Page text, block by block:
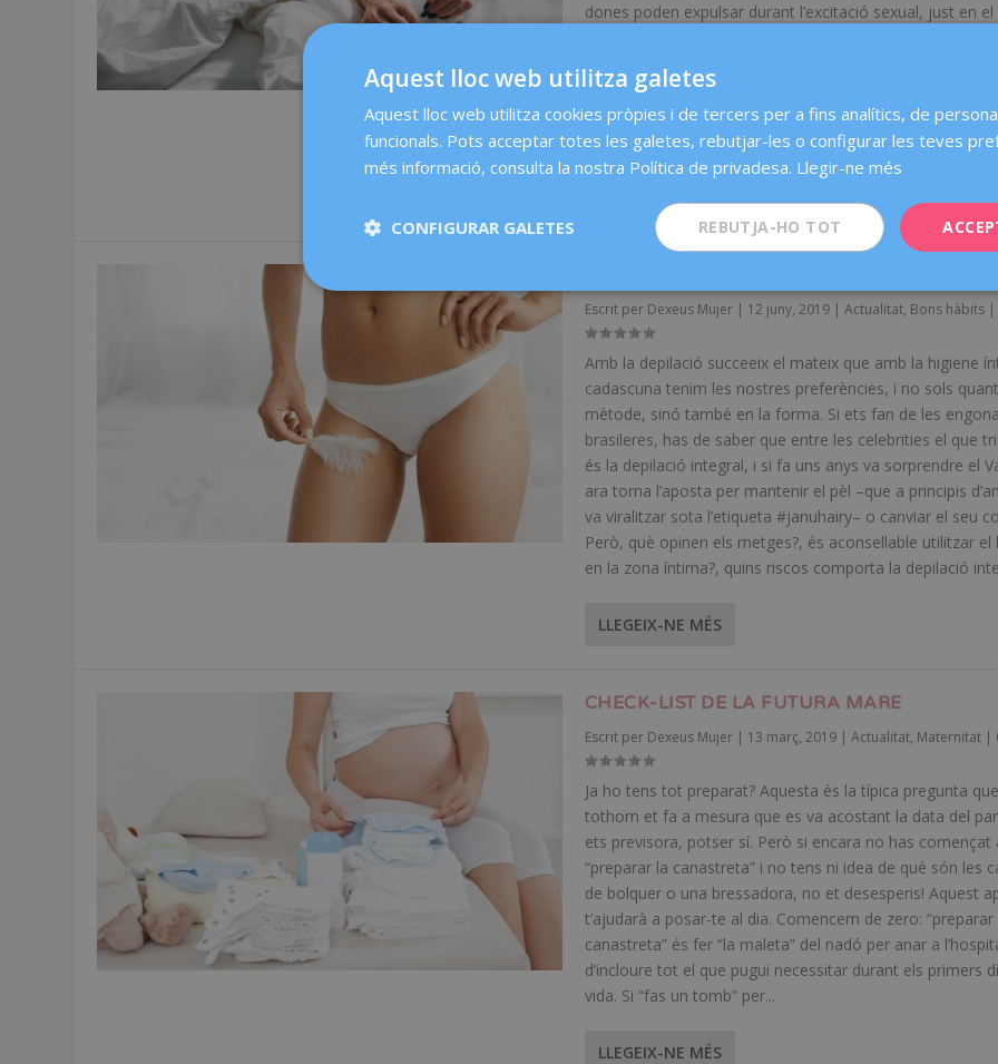
dones poden expulsar durant l’excitació sexual, just en el
que no l’han experimentat mai. I, encara que normalment
compara amb l’ejaculació masculina, no és exactament
mateix, ni tampoc és un símbol de...
Escrit per Dexeus Mujer| 12 juny, 2019| Actualitat, Bons hàbits|
Amb la depilació succeeix el mateix que amb la higiene
cadascuna tenim les nostres preferències, i no sols
mètode, sinó també en la forma. Si ets fan de les
brasileres, has de saber que entre les celebrities el que
és la depilació integral, i si fa uns anys va sorprendre el
ara torna l’aposta per mantenir el pèl –que a principis
va viralitzar sota l’etiqueta #januhairy– o canviar el seu
Però, què opinen els metges?, és aconsellable utilitzar el
en la zona íntima?, quins riscos comporta la depilació
LLEGEIX-NE MÉS
CHECK-LIST DE LA FUTURA MARE
Escrit per Dexeus Mujer| 13 març, 2019| Actualitat, Maternitat|
Ja ho tens tot preparat? Aquesta és la típica pregunta que
tothom et fa a mesura que es va acostant la data del
ets previsora, potser sí. Però si encara no has començat
“preparar la canastreta” i no tens ni idea de què són les
de bolquer o una bressadora, no et desesperis! Aquest
t’ajudarà a posar-te al dia. Comencem de zero: “preparar
canastreta” és fer “la maleta” del nadó per anar a
d’incloure tot el que pugui necessitar durant els primers
vida. Si “fas un tomb” per...
LLEGEIX-NE MÉS
Aquest lloc web utilitza galetes
Aquest lloc web utilitza cookies pròpies i de tercers per a fins analítics, de
funcionals. Pots acceptar totes les galetes, rebutjar-les o configurar les teves
més informació, consulta la nostra Política de privadesa. Llegir-ne més
REBUTJA-HO TOT
CONFIGURAR GALETES